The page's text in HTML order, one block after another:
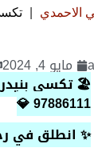
الاحمدي
مايو 4, 2024
🏖️ تكسي
97886111 💎
✨ انطلق في